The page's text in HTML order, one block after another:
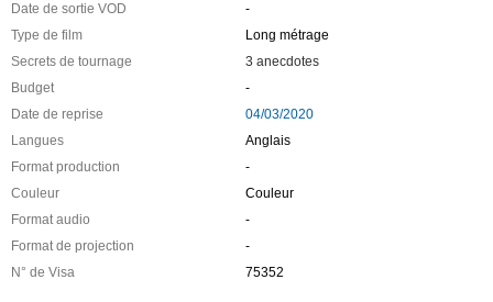
Date de sortie VOD
-
Type de film
Long métrage
Secrets de tournage
3 anecdotes
Budget
-
Date de reprise
04/03/2020
Langues
Anglais
Format production
-
Couleur
Couleur
Format audio
-
Format de projection
-
N° de Visa
75352